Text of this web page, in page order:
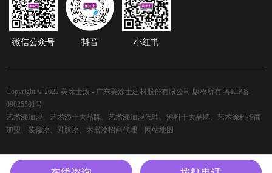
微信公众号 抖音 小红书
Copyright © 2022 美涂士漆 - 广东美涂士建材股份有限公司 版权所有 粤ICP备
09025501号
艺术漆加盟、艺术漆十大品牌、艺术漆加盟代理、涂料十大品牌、艺术涂料招商
加盟、装修漆、乳胶漆、木器漆招商代理
网站地图